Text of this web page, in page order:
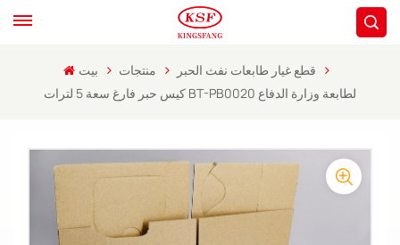
بيت منتجات
قطع غيار طابعات نفث الحبر
كيس حبر فارغ سعة 5 لترات BT-PB0020 لطابعة وزارة الدفاع